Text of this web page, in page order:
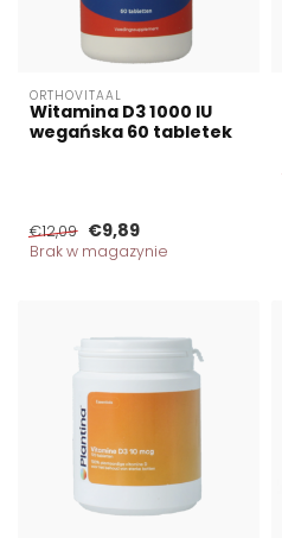
ORTHOVITAAL
Witamina D3 1000 IU
wegańska 60 tabletek
€12,09 €9,89
Brak w magazynie